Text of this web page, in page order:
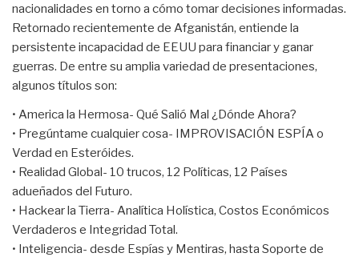
nacionalidades en torno a cómo tomar decisiones informadas.
Retornado recientemente de Afganistán, entiende la
persistente incapacidad de EEUU para financiar y ganar
guerras. De entre su amplia variedad de presentaciones,
algunos títulos son:
• America la Hermosa- Qué Salió Mal ¿Dónde Ahora?
• Pregúntame cualquier cosa- IMPROVISACIÓN ESPÍA o
Verdad en Esteróides.
• Realidad Global- 10 trucos, 12 Políticas, 12 Países
adueñados del Futuro.
• Hackear la Tierra- Analítica Holística, Costos Económicos
Verdaderos e Integridad Total.
• Inteligencia- desde Espías y Mentiras, hasta Soporte de